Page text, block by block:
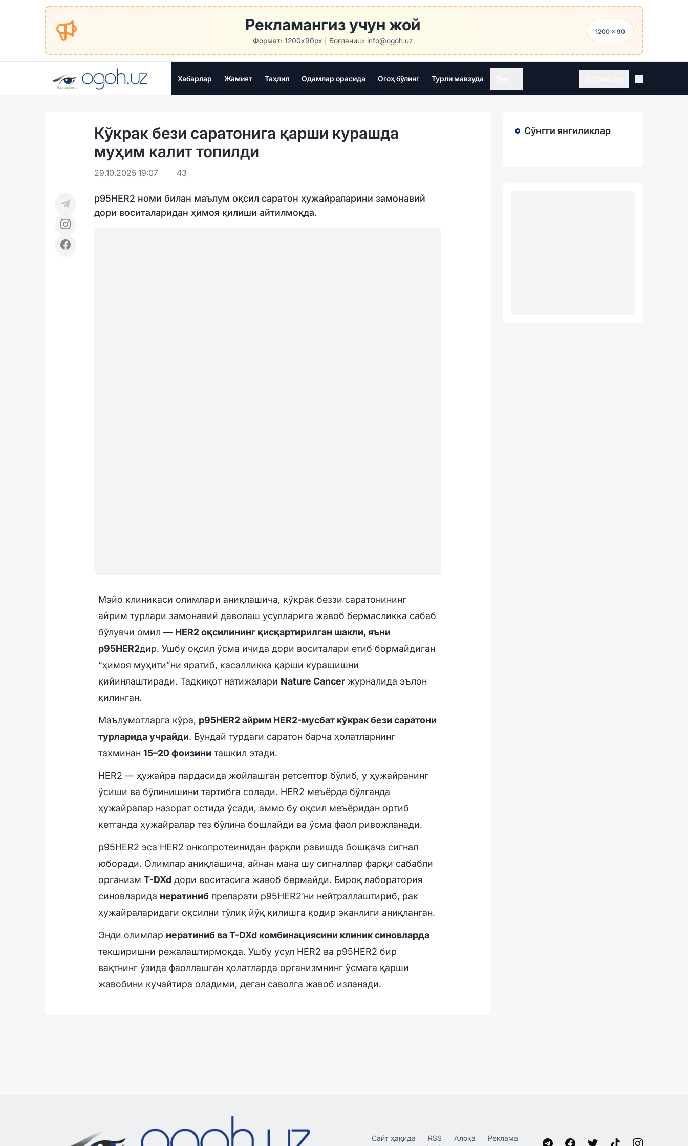
Рекламангиз учун жой
Формат: 1200x90px | Боғланиш: info@ogoh.uz
1200 × 90
Хабарлар Жамият Таҳлил Одамлар орасида Огоҳ бўлинг Турли мавзуда
Кўкрак бези саратонига қарши курашда
муҳим калит топилди
29.10.2025 19:07 43
p95HER2 номи билан маълум оқсил саратон ҳужайраларини замонавий
дори воситаларидан ҳимоя қилиши айтилмоқда.
Мэйо клиникаси олимлари аниқлашича, кўкрак беззи саратонининг
айрим турлари замонавий даволаш усулларига жавоб бермасликка сабаб
бўлувчи омил — HER2 оқсилининг қисқартирилган шакли, яъни
p95HER2дир. Ушбу оқсил ўсма ичида дори воситалари етиб бормайдиган
“ҳимоя муҳити”ни яратиб, касалликка қарши курашишни
қийинлаштиради. Тадқиқот натижалари Nature Cancer журналида эълон
қилинган.
Маълумотларга кўра, p95HER2 айрим HER2-мусбат кўкрак бези саратони
турларида учрайди. Бундай турдаги саратон барча ҳолатларнинг
тахминан 15–20 фоизини ташкил этади.
HER2 — ҳужайра пардасида жойлашган ретсептор бўлиб, у ҳужайранинг
ўсиши ва бўлинишини тартибга солади. HER2 меъёрда бўлганда
ҳужайралар назорат остида ўсади, аммо бу оқсил меъёридан ортиб
кетганда ҳужайралар тез бўлина бошлайди ва ўсма фаол ривожланади.
p95HER2 эса HER2 онкопротеинидан фарқли равишда бошқача сигнал
юборади. Олимлар аниқлашича, айнан мана шу сигналлар фарқи сабабли
организм T-DXd дори воситасига жавоб бермайди. Бироқ лаборатория
синовларида нератиниб препарати p95HER2’ни нейтраллаштириб, рак
ҳужайраларидаги оқсилни тўлиқ йўқ қилишга қодир эканлиги аниқланган.
Энди олимлар нератиниб ва T-DXd комбинациясини клиник синовларда
текширишни режалаштирмоқда. Ушбу усул HER2 ва p95HER2 бир
вақтнинг ўзида фаоллашган ҳолатларда организмнинг ўсмага қарши
жавобини кучайтира оладими, деган саволга жавоб изланади.
Сўнгги янгиликлар
Сайт ҳақида RSS Алоқа
Реклама